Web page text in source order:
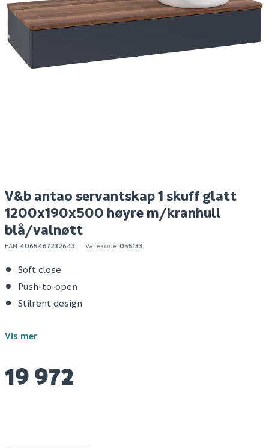
Rue de paris cobre
avrettingsmasse 20kg
V&b antao servantskap 1 skuff glatt
1200x190x500 høyre m/kranhull
blå/valnøtt
EAN 4065467232643 Varekode 055133
Soft close
Push-to-open
Stilrent design
Vis mer
19 972